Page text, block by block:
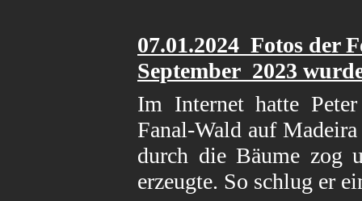
07.01.2024 Fotos der
September 2023
Im Internet hatte
Fanal-Wald auf
durch die Bäume zog
erzeugte. So schlug er